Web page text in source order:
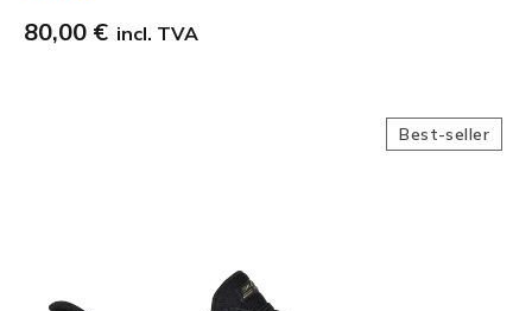
80,00 € incl. TVA
Best-seller